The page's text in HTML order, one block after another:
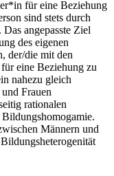
für eine Beziehung
sind stets durch
angepasste Ziel
des eigenen
der/die mit den
eine Beziehung zu
nahezu gleich
Frauen
rationalen
Männern und